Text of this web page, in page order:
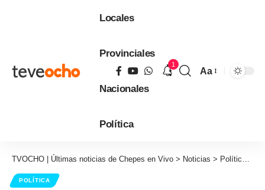
Locales
Provinciales
Nacionales
Política
1
Aa
TVOCHO | Últimas noticias de Chepes en Vivo > Noticias > Política >
POLÍTICA